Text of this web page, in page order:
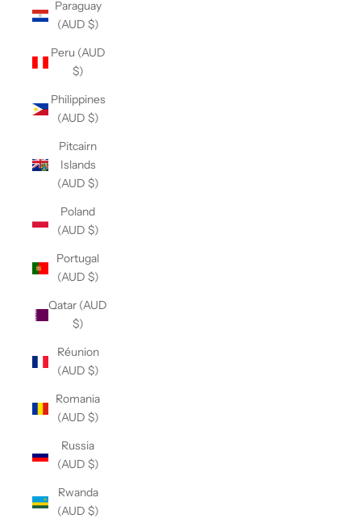
Paraguay
(AUD $)
Peru (AUD
$)
Philippines
(AUD $)
Pitcairn
Islands
(AUD $)
Poland
(AUD $)
Portugal
(AUD $)
Qatar (AUD
$)
Réunion
(AUD $)
Romania
(AUD $)
Russia
(AUD $)
Rwanda
(AUD $)